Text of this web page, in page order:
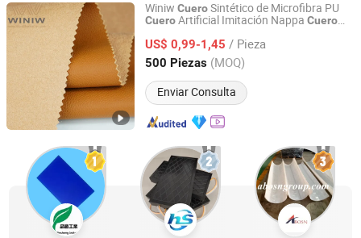
Winiw CueroSintético de Microfibra PU
CueroArtificial Imitación Nappa Cuero
de Interior Automotriz
US$ 0,99-1,45 / Pieza
500 Piezas (MOQ)
Enviar Consulta
Quanzhou Winiw Import and Export Co., Ltd.
Fujian, China Desde 2022